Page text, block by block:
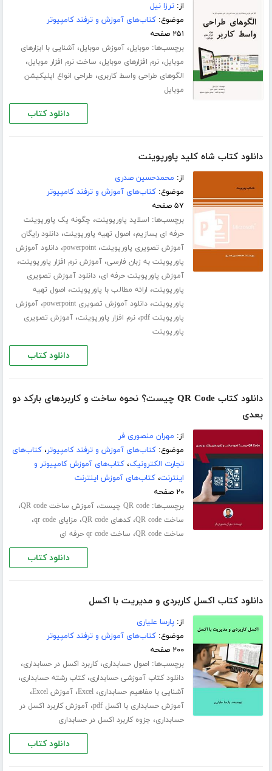
از:ترزا نیل
موضوع:کتاب‌های آموزش و ترفند کامپیوتر
۲۵۱ صفحه
برچسب‌ها: موبایل،آموزش موبایل،آشنایی با ابزارهای
موبایل،نرم افزارهای موبایل، ساخت نرم افزار موبایل،
الگوهای طراحی واسط کاربری، طراحی انواع اپلیکیشن
موبایل
دانلود کتاب
دانلود کتاب شاه کلید پاورپوینت
از: محمدحسین صدری
موضوع:کتاب‌های آموزش و ترفند کامپیوتر
۵۷ صفحه
برچسب‌ها: اسلاید پاورپوینت، چگونه یک پاورپوینت
حرفه ای بسازیم، اصول تهیه پاورپوینت،دانلود رایگان
آموزش تصویری پاورپوینت،powerpoint،دانلود آموزش
پاورپوینت به زبان فارسی،آموزش نرم افزار پاورپوینت،
آموزش پاورپوینت حرفه ای،دانلود آموزش تصویری
پاورپوینت، ارائه مطالب با پاورپوینت، اصول تهیه
پاورپوینت،دانلود آموزش تصویری powerpoint ،آموزش
پاورپوینت pdf
،نرم افزار پاورپوینت،آموزش تصویری
پاورپوینت
دانلود کتاب
دانلود کتاب QR Code چیست؟ نحوه ساخت و کاربردهای بارکد دو
بعدی
از: مهران منصوری فر
موضوع:کتاب‌های آموزش و ترفند کامپیوتر،کتاب‌های
تجارت الکترونیک،کتاب‌های آموزش کامپیوتر و
اینترنت،کتاب‌های آموزش اینترنت
۲۰ صفحه
برچسب‌ها:QR code چیست ،آموزش ساخت QR code ،
ساخت QR code ،کدهای QR code ، مزایای qr code ،
ساخت QR code ، ساخت qr code حرفه ای
دانلود کتاب
دانلود کتاب اکسل کاربردی و مدیریت با اکسل
از:پارسا علیاری
موضوع:کتاب‌های آموزش و ترفند کامپیوتر
۲۰۰ صفحه
برچسب‌ها: اصول حسابداری،کاربرد اکسل در حسابداری،
دانلود کتاب آموزشی حسابداری،کتاب رشته حسابداری،
آشنایی با مفاهیم حسابداری،Excel،آموزش Excel ،
آموزش حسابداری با اکسل pdf ،آموزش کاربرد اکسل در
حسابداری، جزوه کاربرد اکسل در حسابداری
دانلود کتاب